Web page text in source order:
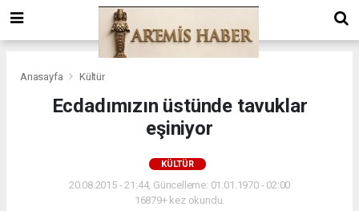
Anasayfa Kültür
Ecdadımızın üstünde tavuklar
eşiniyor
KÜLTÜR
20.08.2015 - 21:44, Güncelleme: 01.01.1970 - 02:00
16879+ kez okundu.